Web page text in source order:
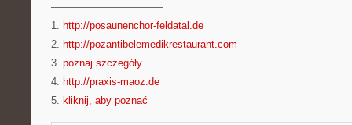
———————————
1. http://posaunenchor-feldatal.de
2. http://pozantibelemedikrestaurant.com
3. poznaj szczegóły
4. http://praxis-maoz.de
5. kliknij, aby poznać